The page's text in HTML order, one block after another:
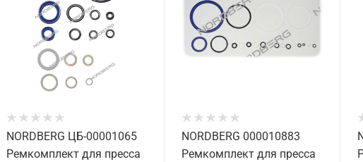
NORDBERG ЦБ-00001065
Ремкомплект для пресса
NORDBERG 000010883
Ремкомплект для пресса